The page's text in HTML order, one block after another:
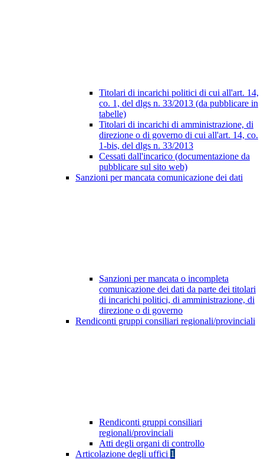
Titolari di incarichi politici di cui all'art. 14,
co. 1, del dlgs n. 33/2013 (da pubblicare in
tabelle)
Titolari di incarichi di amministrazione, di
direzione o di governo di cui all'art. 14, co.
1-bis, del dlgs n. 33/2013
Cessati dall'incarico (documentazione da
pubblicare sul sito web)
Sanzioni per mancata comunicazione dei dati
Sanzioni per mancata o incompleta
comunicazione dei dati da parte dei titolari
di incarichi politici, di amministrazione, di
direzione o di governo
Rendiconti gruppi consiliari regionali/provinciali
Rendiconti gruppi consiliari
regionali/provinciali
Atti degli organi di controllo
Articolazione degli uffici 1